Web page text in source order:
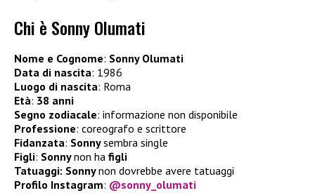
Chi è Sonny Olumati
Nome e Cognome: Sonny Olumati
Data di nascita: 1986
Luogo di nascita: Roma
Età: 38 anni
Segno zodiacale: informazione non disponibile
Professione: coreografo e scrittore
Fidanzata: Sonnysembra single
Figli: Sonnynon ha figli
Tatuaggi: Sonnynon dovrebbe avere tatuaggi
Profilo Instagram: @sonny_olumati